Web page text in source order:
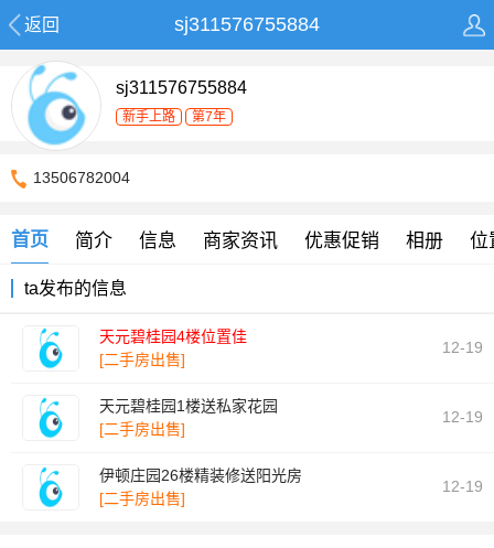
返回 sj311576755884
sj311576755884
新手上路 第7年
13506782004
首页 简介 信息 商家资讯 优惠促销 相册 位
ta发布的信息
天元碧桂园4楼位置佳
[二手房出售]
12-19
天元碧桂园1楼送私家花园
[二手房出售]
12-19
伊顿庄园26楼精装修送阳光房
[二手房出售]
12-19